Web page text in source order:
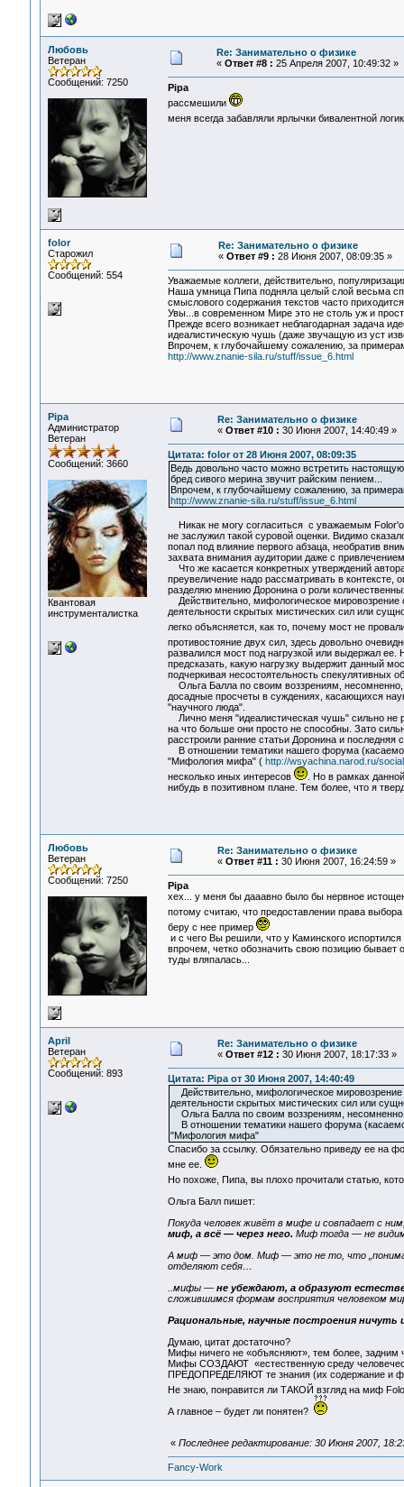
Любовь
Ветеран
Сообщений: 7250
Re: Занимательно о физике
« Ответ #8 : 25 Апреля 2007, 10:49:32 »
Pipa
рассмешили
меня всегда забавляли ярлычки бивалентной
folor
Старожил
Сообщений: 554
Re: Занимательно о физике
« Ответ #9 : 28 Июня 2007, 08:09:35 »
Уважаемые коллеги, действительно,
Наша умница Пипа подняла целый слой весьма
смыслового содержания текстов часто
Увы...в современном Мире это не столь уж и
Прежде всего возникает неблагодарная задача
идеалистическую чушь (даже звучащую из уст
Впрочем, к глубочайшему сожалению, за
http://www.znanie-sila.ru/stuff/issue_6.html
Pipa
Администратор
Ветеран
Сообщений: 3660
Квантовая
инструменталистка
Re: Занимательно о физике
« Ответ #10 : 30 Июня 2007, 14:40:49 »
Цитата: folor от 28 Июня 2007, 08:09:35
Ведь довольно часто можно встретить
бред сивого мерина звучит райским пением...
Впрочем, к глубочайшему сожалению, за
http://www.znanie-sila.ru/stuff/issue_6.html
Никак не могу согласиться с уважаемым
не заслужил такой суровой оценки. Видимо
попал под влияние первого абзаца, необратив
захвата внимания аудитории даже с
Что же касается конкретных утверждений
преувеличение надо рассматривать в
разделяю мнению Доронина о роли
Действительно, мифологическое
деятельности скрытых мистических сил или
легко объясняется, как то, почему мост не
противостояние двух сил, здесь довольно
развалился мост под нагрузкой или выдержал
предсказать, какую нагрузку выдержит данный
подчеркивая несостоятельность спекулятивных
Ольга Балла по своим воззрениям,
досадные просчеты в суждениях, касающихся
"научного люда".
Лично меня "идеалистическая чушь" сильно не
на что больше они просто не способны. Зато
расстроили ранние статьи Доронина и последняя
В отношении тематики нашего форума (касаемо
"Мифология мифа" ( http://wsyachina.narod.ru/
несколько иных интересов
. Но в рамках
нибудь в позитивном плане. Тем более, что я
Любовь
Ветеран
Сообщений: 7250
Re: Занимательно о физике
« Ответ #11 : 30 Июня 2007, 16:24:59 »
Pipa
хех... у меня бы дааавно было бы нервное
потому считаю, что предоставлении права
беру с нее пример
и с чего Вы решили, что у Каминского
впрочем, четко обозначить свою позицию
туды вляпалась...
April
Ветеран
Сообщений: 893
Re: Занимательно о физике
« Ответ #12 : 30 Июня 2007, 18:17:33 »
Цитата: Pipa от 30 Июня 2007, 14:40:49
Действительно, мифологическое
деятельности скрытых мистических сил или
Ольга Балла по своим воззрениям,
В отношении тематики нашего форума
"Мифология мифа"
Спасибо за ссылку. Обязательно приведу ее на
мне ее.
Но похоже, Пипа, вы плохо прочитали статью,
Ольга Балл пишет:
Покуда человек живёт в мифе и совпадает с
миф, а всё — через него. Миф тогда — не
А миф — это дом. Миф — это не то, что
отделяют себя…
..мифы — не убеждают, а образуют
сложившимся формам восприятия человеком
Рациональные, научные построения
Думаю, цитат достаточно?
Мифы ничего не «объясняют», тем более, задним
Мифы СОЗДАЮТ «естественную среду
ПРЕДОПРЕДЕЛЯЮТ те знания (их содержание и
Не знаю, понравится ли ТАКОЙ взгляд на миф
А главное – будет ли понятен?
« Последнее редактирование: 30 Июня 2007,
Fancy-Work